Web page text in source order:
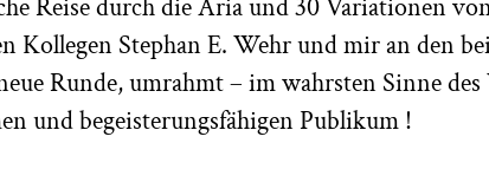
Reise durch die Aria und 30 Variationen
Kollegen Stephan E. Wehr und mir an den
Runde, umrahmt – im wahrsten Sinne
und begeisterungsfähigen Publikum !